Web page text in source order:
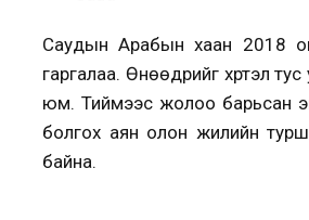
Саудын Арабын хаан 2018
гаргалаа. Өнөөдрийг хүртэл
юм. Тиймээс жолоо барьсан
болгох аян олон жилийн турш
байна.